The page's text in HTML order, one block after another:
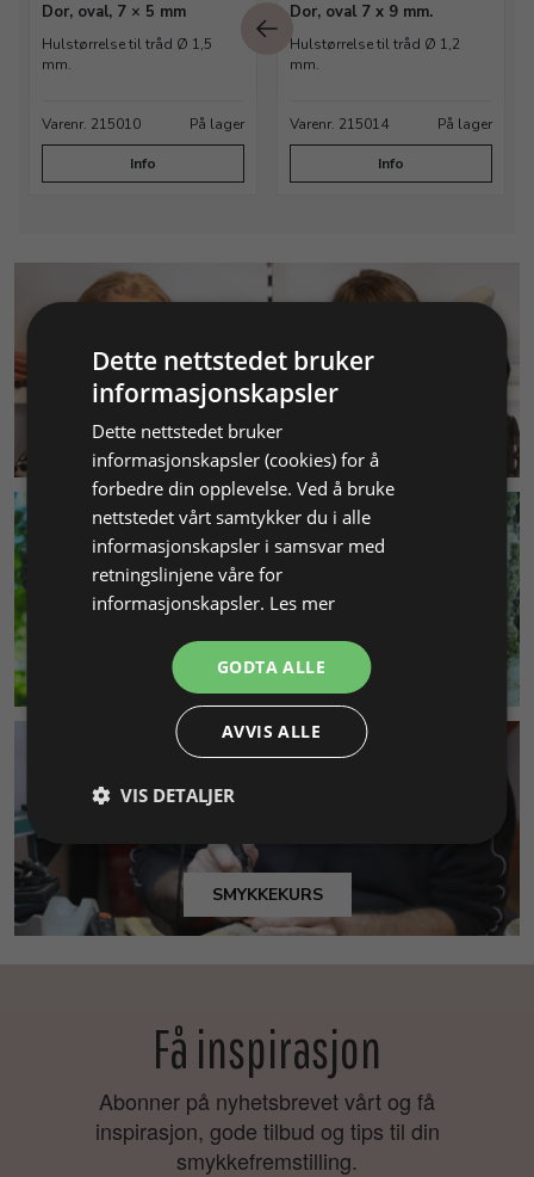
Dor, oval, 7 × 5 mm
Hulstørrelse til tråd Ø 1,5
mm.
Varenr. 215010 På lager
Info
Dor, oval 7 x 9 mm.
Hulstørrelse til tråd Ø 1,2
mm.
Varenr. 215014 På lager
Info
KUNDESERVICE
MILJØ & BÆREKRAFT
SMYKKEKURS
Få inspirasjon
Abonner på nyhetsbrevet vårt og få
inspirasjon, gode tilbud og tips til din
smykkefremstilling.
Dette nettstedet bruker
informasjonskapsler
Dette nettstedet bruker
informasjonskapsler (cookies) for å
forbedre din opplevelse. Ved å bruke
nettstedet vårt samtykker du i alle
informasjonskapsler i samsvar med
retningslinjene våre for
informasjonskapsler. Les mer
GODTA ALLE
AVVIS ALLE
VIS DETALJER